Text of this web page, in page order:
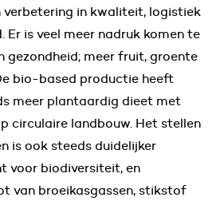
in kwaliteit, logistiek
Er is veel meer nadruk komen te
gezondheid; meer fruit, groente
bio-based productie heeft
meer plantaardig dieet met
circulaire landbouw. Het stellen
is ook steeds duidelijker
voor biodiversiteit, en
van broeikasgassen, stikstof